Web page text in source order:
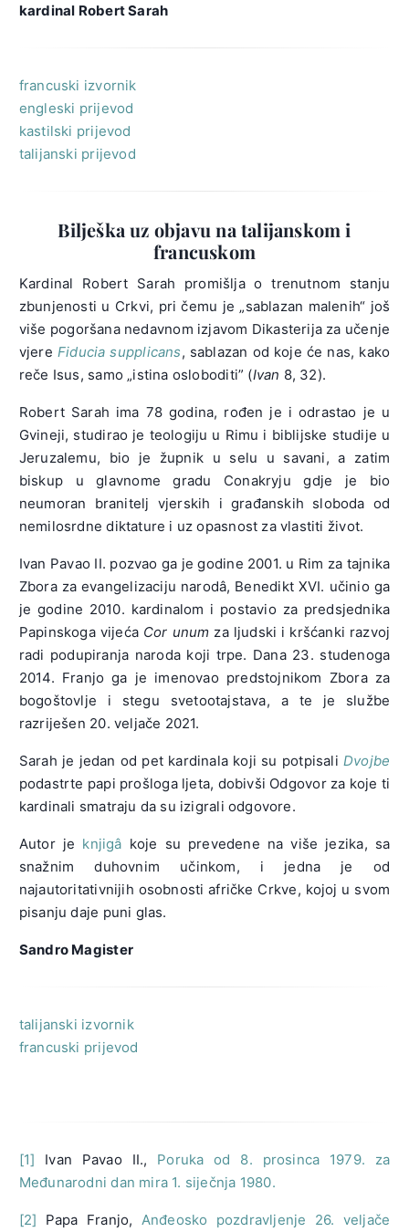
kardinal Robert Sarah
francuski izvornik
engleski prijevod
kastilski prijevod
talijanski prijevod
Bilješka uz objavu na talijanskom i
francuskom
Kardinal Robert Sarah promišlja o trenutnom stanju
zbunjenosti u Crkvi, pri čemu je „sablazan malenih“ još
više pogoršana nedavnom izjavom Dikasterija za učenje
vjere Fiducia supplicans, sablazan od koje će nas, kako
reče Isus, samo „istina osloboditi” (Ivan 8, 32).
Robert Sarah ima 78 godina, rođen je i odrastao je u
Gvineji, studirao je teologiju u Rimu i biblijske studije u
Jeruzalemu, bio je župnik u selu u savani, a zatim
biskup u glavnome gradu Conakryju gdje je bio
neumoran branitelj vjerskih i građanskih sloboda od
nemilosrdne diktature i uz opasnost za vlastiti život.
Ivan Pavao II. pozvao ga je godine 2001. u Rim za tajnika
Zbora za evangelizaciju narodâ, Benedikt XVI. učinio ga
je godine 2010. kardinalom i postavio za predsjednika
Papinskoga vijeća Cor unum za ljudski i kršćanki razvoj
radi podupiranja naroda koji trpe. Dana 23. studenoga
2014. Franjo ga je imenovao predstojnikom Zbora za
bogoštovlje i stegu svetootajstava, a te je službe
razriješen 20. veljače 2021.
Sarah je jedan od pet kardinala koji su potpisali Dvojbe
podastrte papi prošloga ljeta, dobivši Odgovor za koje ti
kardinali smatraju da su izigrali odgovore.
Autor je knjigâ koje su prevedene na više jezika, sa
snažnim duhovnim učinkom, i jedna je od
najautoritativnijih osobnosti afričke Crkve, kojoj u svom
pisanju daje puni glas.
Sandro Magister
talijanski izvornik
francuski prijevod
[1] Ivan Pavao II., Poruka od 8. prosinca 1979. za
Međunarodni dan mira 1. siječnja 1980.
[2] Papa Franjo, Anđeosko pozdravljenje 26. veljače